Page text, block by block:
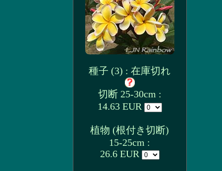
種子 (3) : 在庫切れ
切断 25-30cm :
14.63 EUR
植物 (根付き切断)
15-25cm :
26.6 EUR